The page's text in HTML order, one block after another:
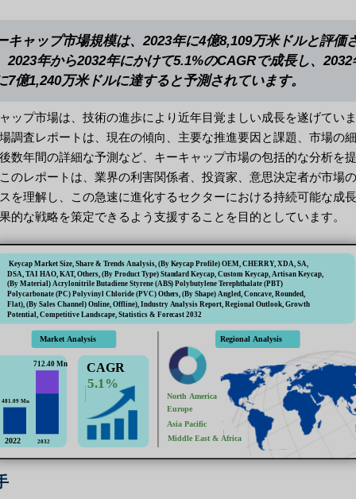
キャップ市場規模は、2023年に4億8,109万米ドルと評価
2023年から2032年にかけて5.1%のCAGRで成長し、2032
7億1,240万米ドルに達すると予測されています。
ップ市場は、技術の進歩により近年目覚ましい成長を遂げてい
調査レポートは、現在の傾向、主要な推進要因と課題、市場の
数年間の詳細な予測など、キーキャップ市場の包括的な分析を
のレポートは、業界の利害関係者、投資家、意思決定者が市場
を理解し、この急速に進化するセクターにおける持続可能な成
的な戦略を策定できるよう支援することを目的としています。